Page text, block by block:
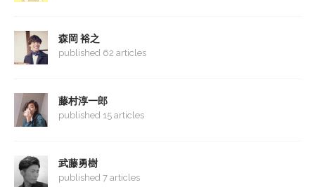
森岡 裕之
published 62 articles
藤村淳一郎
published 15 articles
武藤勇樹
published 7 articles